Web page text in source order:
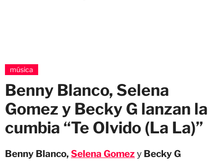
música
Benny Blanco, Selena
Gomez y Becky G lanzan la
cumbia “Te Olvido (La La)”
Benny Blanco, Selena Gomezy Becky G